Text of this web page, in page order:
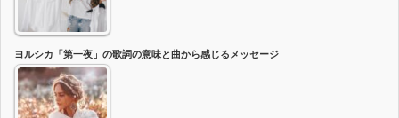
ヨルシカ「第一夜」の歌詞の意味と曲から感じるメッセージ